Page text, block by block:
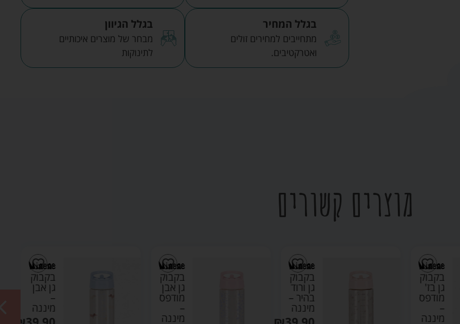
בגלל המחיר
מתחייבים למחירים זולים
ואטרקטיבים.
בגלל הגיוון
מבחר של מוצרים איכותיים
לתינוקות
מוצרים קשורים
בקבוק
גן בז'
מודפס
–
מיננה
בקבוק
גן ורוד
בהיר –
מיננה
בקבוק
גן אבן
מודפס
מיננה
בקבוק
גן אבן
–
מיננה